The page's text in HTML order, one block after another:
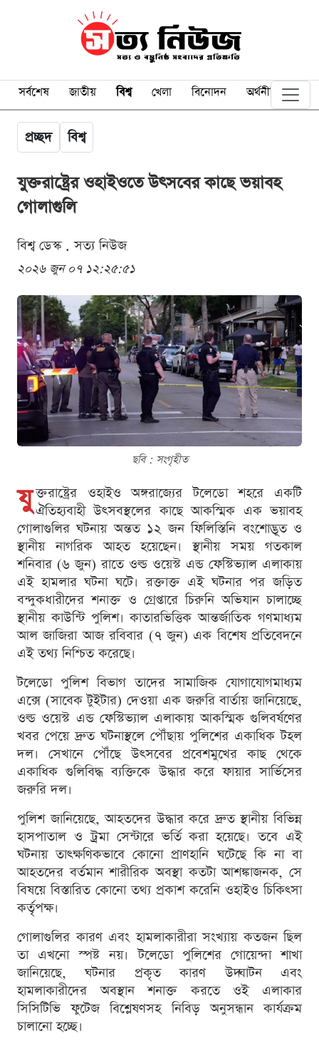
সর্বশেষ জাতীয় বিশ্ব খেলা বিনোদন অর্থনীতি
প্রচ্ছদ বিশ্ব
যুক্তরাষ্ট্রের ওহাইওতে উৎসবের কাছে ভয়াবহ
গোলাগুলি
বিশ্ব ডেস্ক . সত্য নিউজ
২০২৬ জুন ০৭ ১২:২৫:৫১
ছবি : সংগৃহীত
যু ক্তরাষ্ট্রের ওহাইও অঙ্গরাজ্যের টলেডো শহরে একটি
ঐতিহ্যবাহী উৎসবস্থলের কাছে আকস্মিক এক ভয়াবহ
গোলাগুলির ঘটনায় অন্তত ১২ জন ফিলিস্তিনি বংশোদ্ভূত ও
স্থানীয় নাগরিক আহত হয়েছেন। স্থানীয় সময় গতকাল
শনিবার (৬ জুন) রাতে ওল্ড ওয়েস্ট এন্ড ফেস্টিভ্যাল এলাকায়
এই হামলার ঘটনা ঘটে। রক্তাক্ত এই ঘটনার পর জড়িত
বন্দুকধারীদের শনাক্ত ও গ্রেপ্তারে চিরুনি অভিযান চালাচ্ছে
স্থানীয় কাউন্টি পুলিশ। কাতারভিত্তিক আন্তর্জাতিক গণমাধ্যম
আল জাজিরা আজ রবিবার (৭ জুন) এক বিশেষ প্রতিবেদনে
এই তথ্য নিশ্চিত করেছে।
টলেডো পুলিশ বিভাগ তাদের সামাজিক যোগাযোগমাধ্যম
এক্সে (সাবেক টুইটার) দেওয়া এক জরুরি বার্তায় জানিয়েছে,
ওল্ড ওয়েস্ট এন্ড ফেস্টিভ্যাল এলাকায় আকস্মিক গুলিবর্ষণের
খবর পেয়ে দ্রুত ঘটনাস্থলে পৌঁছায় পুলিশের একাধিক টহল
দল। সেখানে পৌঁছে উৎসবের প্রবেশমুখের কাছ থেকে
একাধিক গুলিবিদ্ধ ব্যক্তিকে উদ্ধার করে ফায়ার সার্ভিসের
জরুরি দল।
পুলিশ জানিয়েছে, আহতদের উদ্ধার করে দ্রুত স্থানীয় বিভিন্ন
হাসপাতাল ও ট্রমা সেন্টারে ভর্তি করা হয়েছে। তবে এই
ঘটনায় তাৎক্ষণিকভাবে কোনো প্রাণহানি ঘটেছে কি না বা
আহতদের বর্তমান শারীরিক অবস্থা কতটা আশঙ্কাজনক, সে
বিষয়ে বিস্তারিত কোনো তথ্য প্রকাশ করেনি ওহাইও চিকিৎসা
কর্তৃপক্ষ।
গোলাগুলির কারণ এবং হামলাকারীরা সংখ্যায় কতজন ছিল
তা এখনো স্পষ্ট নয়। টলেডো পুলিশের গোয়েন্দা শাখা
জানিয়েছে, ঘটনার প্রকৃত কারণ উদ্ঘাটন এবং
হামলাকারীদের অবস্থান শনাক্ত করতে ওই এলাকার
সিসিটিভি ফুটেজ বিশ্লেষণসহ নিবিড় অনুসন্ধান কার্যক্রম
চালানো হচ্ছে।